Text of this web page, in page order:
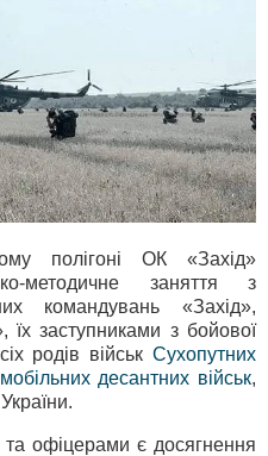
полігоні ОК «Захід»
методичне заняття з
командувань «Захід»,
, їх заступниками з бойової
родів військ Сухопутних
десантних військ,
офіцерами є досягнення